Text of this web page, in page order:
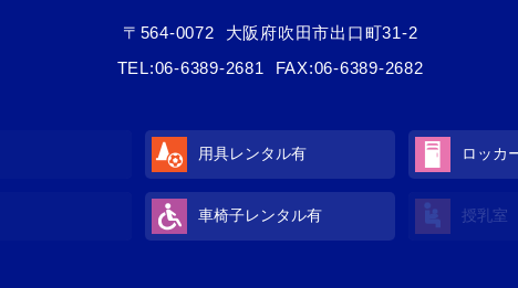
〒564-0072
大阪府吹田市出口町31-2
TEL:06-6389-2681 FAX:06-6389-2682
用具レンタル有 ロッカ
車椅子レンタル有 授乳室